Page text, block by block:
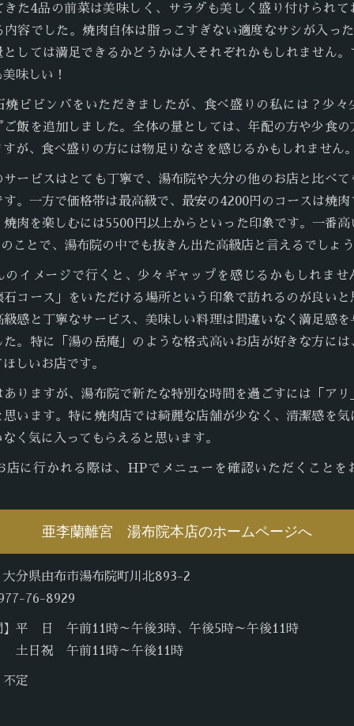
きた4品の前菜は美味しく、サラダも美しく盛り付けられて
内容でした。焼肉自体は脂っこすぎない適度なサシが入っ
としては満足できるかどうかは人それぞれかもしれません。
味しい！
焼ビビンバをいただきましたが、食べ盛りの私には？少々
ご飯を追加しました。全体の量としては、年配の方や少食の
が、食べ盛りの方には物足りなさを感じるかもしれません
サービスはとても丁寧で、湯布院や大分の他のお店と比べて
す。一方で価格帯は最高級で、最安の4200円のコースは焼肉
焼肉を楽しむには5500円以上からといった印象です。一番高
ことで、湯布院の中でも抜きん出た高級店と言えるでしょ
のイメージで行くと、少々ギャップを感じるかもしれませ
石コース」をいただける場所という印象で訪れるのが良いと
級感と丁寧なサービス、美味しい料理は間違いなく満足感を
た。特に「湯の岳庵」のような格式高いお店が好きな方には
しいお店です。
ありますが、湯布院で新たな特別な時間を過ごすには「アリ
思います。特に焼肉店では綺麗な店舗が少なく、清潔感を気
く気に入ってもらえると思います。
店に行かれる際は、HPでメニューを確認いただくことを
亜李蘭離宮 湯布院本店のホームページへ
大分県由布市湯布院町川北893-2
76-8929
】平 日 午前11時～午後3時、午後5時～午後11時
午前11時～午後11時
不定